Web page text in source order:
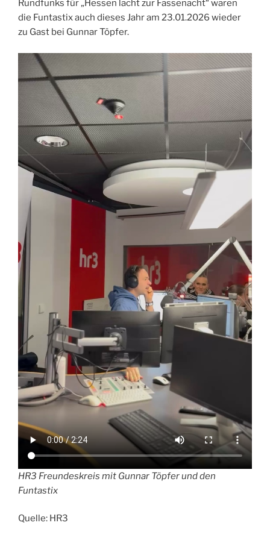
Rundfunks für „Hessen lacht zur Fassenacht“ waren
die Funtastix auch dieses Jahr am 23.01.2026 wieder
zu Gast bei Gunnar Töpfer.
HR3 Freundeskreis mit Gunnar Töpfer und den
Funtastix
Quelle: HR3